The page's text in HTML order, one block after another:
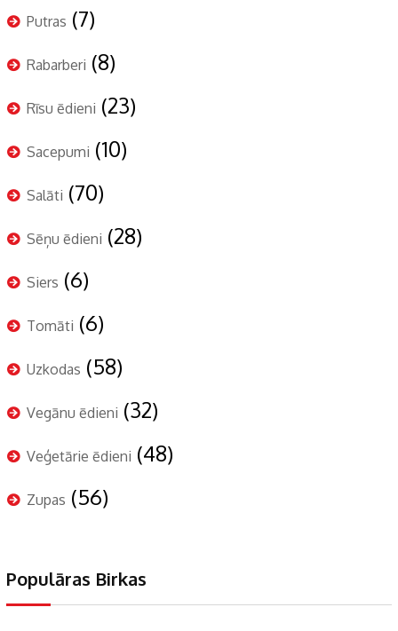
Putras (7)
Rabarberi (8)
Rīsu ēdieni (23)
Sacepumi (10)
Salāti (70)
Sēņu ēdieni (28)
Siers (6)
Tomāti (6)
Uzkodas (58)
Vegānu ēdieni (32)
Veģetārie ēdieni (48)
Zupas (56)
Populāras Birkas